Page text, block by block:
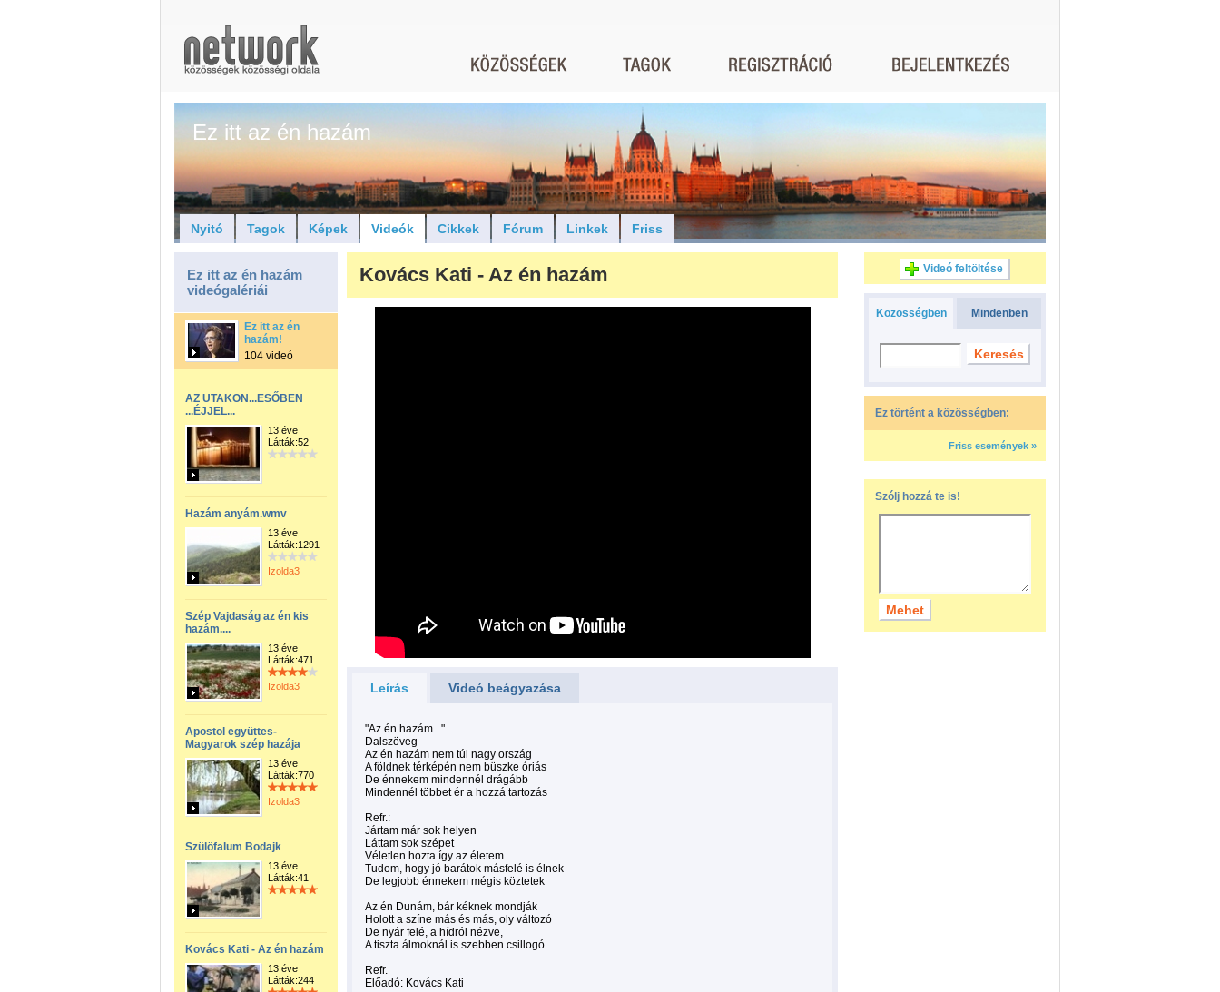
Ez itt az én hazám
Nyitó Tagok Képek Videók Cikkek Fórum Linkek Friss
Ez itt az én hazám
videógalériái
Ez itt az én
hazám!
104 videó
AZ UTAKON...ESŐBEN
...ÉJJEL...
13 éve
Látták:52
Hazám anyám.wmv
13 éve
Látták:1291
Izolda3
Szép Vajdaság az én kis
hazám....
13 éve
Látták:471
Izolda3
Apostol együttes-
Magyarok szép hazája
13 éve
Látták:770
Izolda3
Szülöfalum Bodajk
13 éve
Látták:41
Kovács Kati - Az én hazám
13 éve
Látták:244
Kovács Kati - Az én hazám
Leírás Videó beágyazása
"Az én hazám..."
Dalszöveg
Az én hazám nem túl nagy ország
A földnek térképén nem büszke óriás
De énnekem mindennél drágább
Mindennél többet ér a hozzá tartozás
Refr.:
Jártam már sok helyen
Láttam sok szépet
Véletlen hozta így az életem
Tudom, hogy jó barátok másfelé is élnek
De legjobb énnekem mégis köztetek
Az én Dunám, bár kéknek mondják
Holott a színe más és más, oly változó
De nyár felé, a hídról nézve,
A tiszta álmoknál is szebben csillogó
Refr.
Előadó: Kovács Kati
Videó feltöltése
Közösségben Mindenben
Ez történt a közösségben:
Friss események »
Szólj hozzá te is!